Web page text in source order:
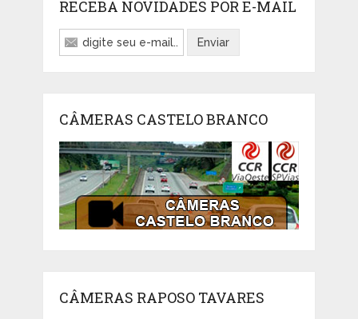
RECEBA NOVIDADES POR E-MAIL
CÂMERAS CASTELO BRANCO
CÂMERAS RAPOSO TAVARES